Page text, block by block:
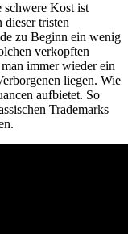
schwere Kost ist
tristen
zu Beginn ein wenig
verkopften
immer wieder ein
liegen. Wie
aufbietet. So
Trademarks